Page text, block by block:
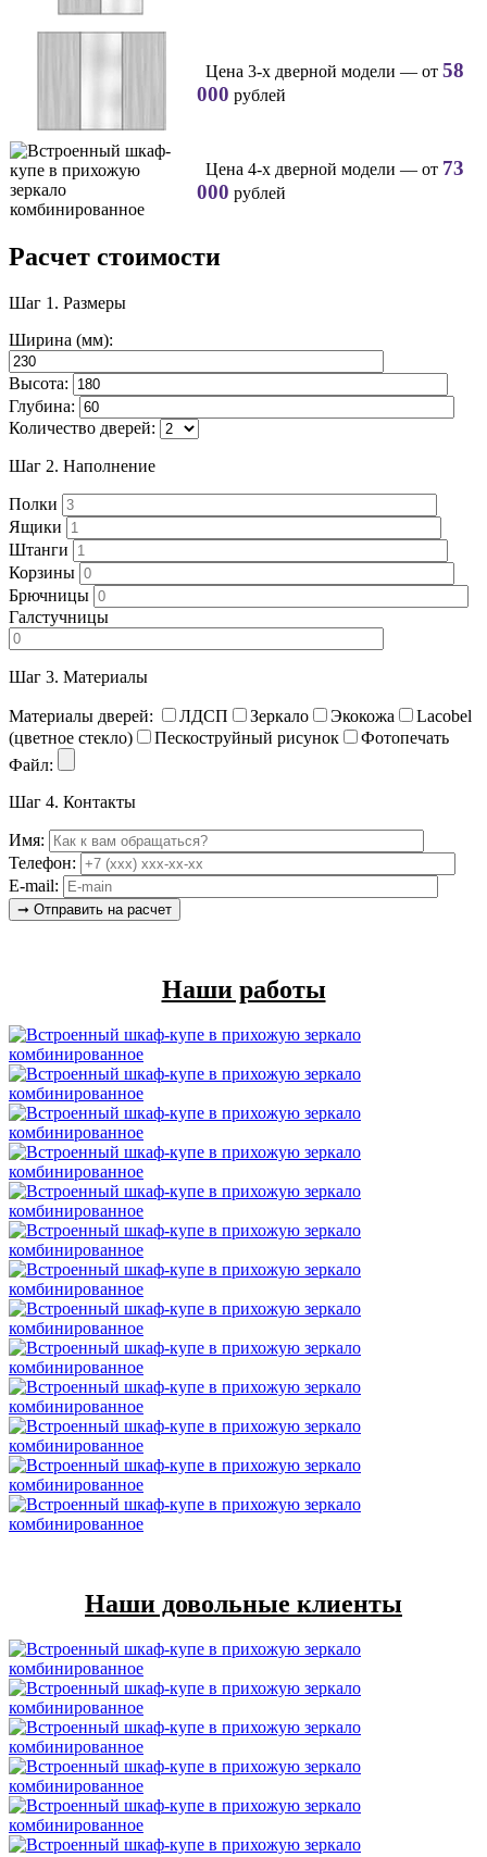
Цена 3-х дверной модели — от 58
000 рублей
Цена 4-х дверной модели — от 73
000 рублей
Расчет стоимости
Шаг 1. Размеры
Ширина (мм):
Высота:
Глубина:
Количество дверей:
Шаг 2. Наполнение
Полки
Ящики
Штанги
Корзины
Брючницы
Галстучницы
Шаг 3. Материалы
Материалы дверей: ЛДСП Зеркало Экокожа
Lacobel
(цветное стекло)
Пескоструйный рисунок
Фотопечать
Файл:
Шаг 4. Контакты
Имя:
Телефон:
E-mail:
Наши работы
Наши довольные клиенты